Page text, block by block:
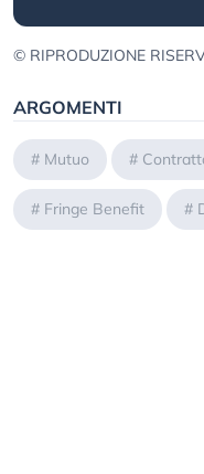
© RIPRODUZIONE
ARGOMENTI
# Mutuo #
# Fringe Benefit #